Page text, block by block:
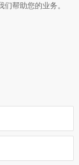
帮助您的业务。